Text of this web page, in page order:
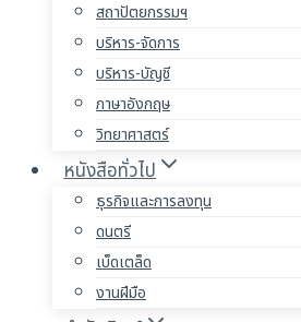
สถาปัตยกรรมฯ
บริหาร-จัดการ
บริหาร-บัญชี
ภาษาอังกฤษ
วิทยาศาสตร์
หนังสือทั่วไป
ธุรกิจและการลงทุน
ดนตรี
เบ็ดเตล็ด
งานฝีมือ